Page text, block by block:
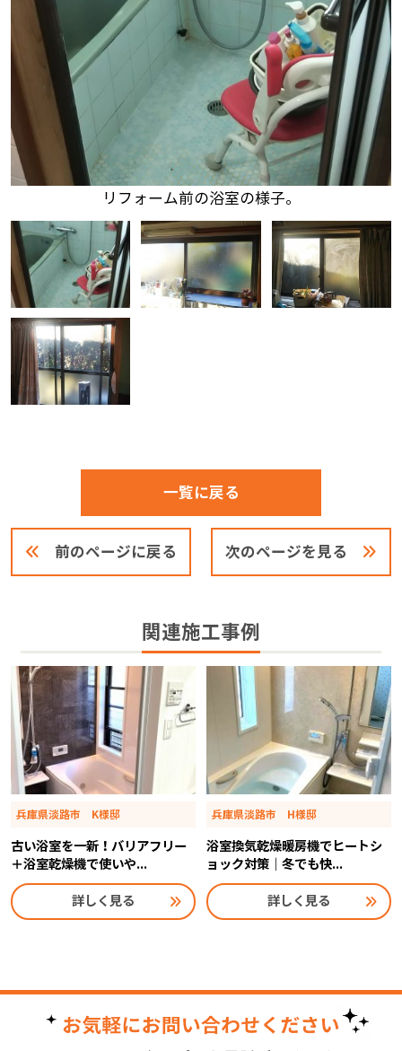
リフォーム前の浴室の様子。
前のページに戻る
一覧に戻る
次のページを見る
関連施工事例
兵庫県淡路市 K様邸
古い浴室を一新！バリアフリー
＋浴室乾燥機で使いや...
詳しく見る
兵庫県淡路市 H様邸
浴室換気乾燥暖房機でヒートシ
ョック対策｜冬でも快...
詳しく見る